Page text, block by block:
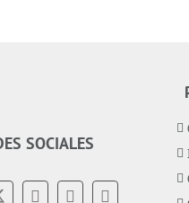
SOCIALES